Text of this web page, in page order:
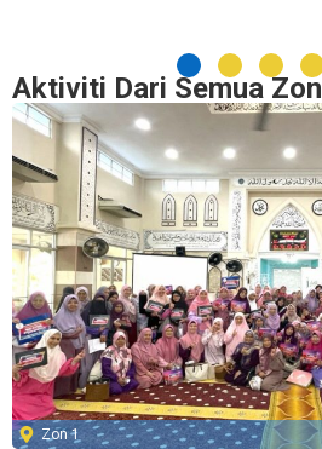
Aktiviti Dari Semua Zon
Zon 1